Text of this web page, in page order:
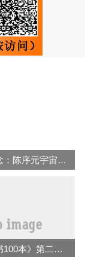
元宇宙概念：陈序元宇宙12讲
《全球好书100本》第二季音频和文字解说全集百度云百度网盘下载